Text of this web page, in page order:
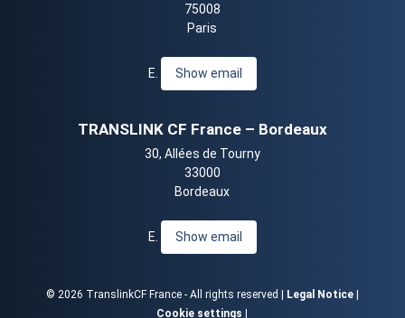
75008
Paris
E. Show email
TRANSLINK CF France – Bordeaux
30, Allées de Tourny
33000
Bordeaux
E. Show email
© 2026 TranslinkCF France - All rights reserved | Legal Notice|
Cookie settings